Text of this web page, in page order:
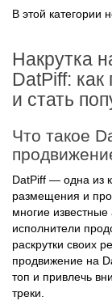
Накрутка на
DatPiff:
и стать
размещения и
многие
исполнители
раскрутки своих
продвижение на
топ и привлечь
треки.